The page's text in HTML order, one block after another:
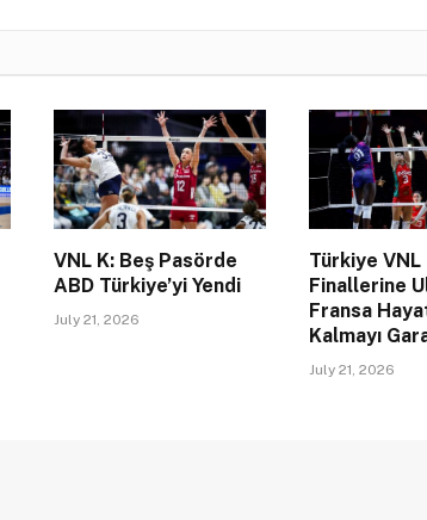
VNL K: Beş Pasörde
ABD Türkiye’yi Yendi
July 21, 2026
Türkiye VNL
Finallerine
Fransa
Kalmayı
July 21, 2026